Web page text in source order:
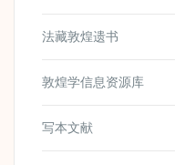
法藏敦煌遗书
敦煌学信息资源库
写本文献